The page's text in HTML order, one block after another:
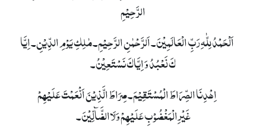
الرَّحِیْمِ
اَلْحَمْدُ لِلّٰہِ رَبِّ الْعَالَمِیْنَ۔ اَلرَّحْمٰنِ الرَّحِیْمِ۔ مٰلِکِ یَوْمِ الدِّیْنِ۔ اِیَّا
کَ نَعْبُدُ وَ اِیَّاکَ نَسْتَعِیْنُ۔
اِھْدِنَا الصِّرَاطَ الْمُسْتَقِیْمَ۔ صِرَاطَ الَّذِیْنَ اَنْعَمْتَ عَلَیْھِمْ
غَیْرِالْمَغْضُوْبِ عَلَیْھِمْ وَلَاالضَّآلِّیْنَ۔